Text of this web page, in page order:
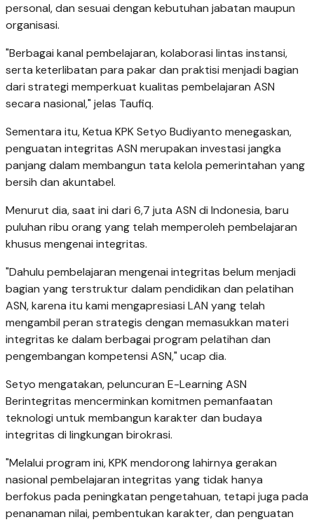
personal, dan sesuai dengan kebutuhan jabatan maupun
organisasi.
"Berbagai kanal pembelajaran, kolaborasi lintas instansi,
serta keterlibatan para pakar dan praktisi menjadi bagian
dari strategi memperkuat kualitas pembelajaran ASN
secara nasional," jelas Taufiq.
Sementara itu, Ketua KPK Setyo Budiyanto menegaskan,
penguatan integritas ASN merupakan investasi jangka
panjang dalam membangun tata kelola pemerintahan yang
bersih dan akuntabel.
Menurut dia, saat ini dari 6,7 juta ASN di Indonesia, baru
puluhan ribu orang yang telah memperoleh pembelajaran
khusus mengenai integritas.
"Dahulu pembelajaran mengenai integritas belum menjadi
bagian yang terstruktur dalam pendidikan dan pelatihan
ASN, karena itu kami mengapresiasi LAN yang telah
mengambil peran strategis dengan memasukkan materi
integritas ke dalam berbagai program pelatihan dan
pengembangan kompetensi ASN," ucap dia.
Setyo mengatakan, peluncuran E-Learning ASN
Berintegritas mencerminkan komitmen pemanfaatan
teknologi untuk membangun karakter dan budaya
integritas di lingkungan birokrasi.
"Melalui program ini, KPK mendorong lahirnya gerakan
nasional pembelajaran integritas yang tidak hanya
berfokus pada peningkatan pengetahuan, tetapi juga pada
penanaman nilai, pembentukan karakter, dan penguatan